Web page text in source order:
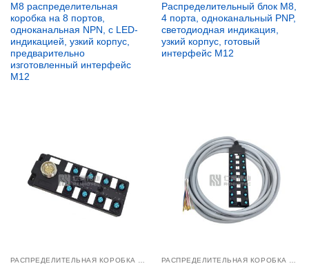
M8 распределительная
коробка на 8 портов,
одноканальная NPN, с LED-
индикацией, узкий корпус,
предварительно
изготовленный интерфейс
M12
Распределительный блок M8,
4 порта, одноканальный PNP,
светодиодная индикация,
узкий корпус, готовый
интерфейс M12